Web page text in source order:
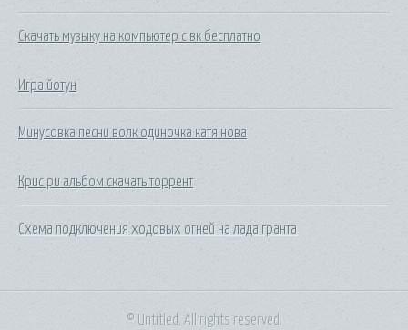
Скачать музыку на компьютер с вк бесплатно
Игра йотун
Минусовка песни волк одиночка катя нова
Крис ри альбом скачать торрент
Схема подключения ходовых огней на лада гранта
© Untitled. All rights reserved.